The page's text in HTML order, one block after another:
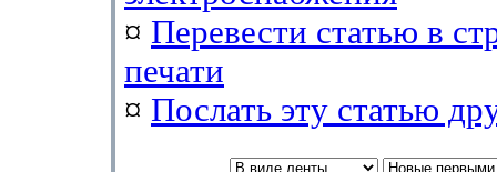
¤ Перевести статью в
печати
¤ Послать эту cтатью